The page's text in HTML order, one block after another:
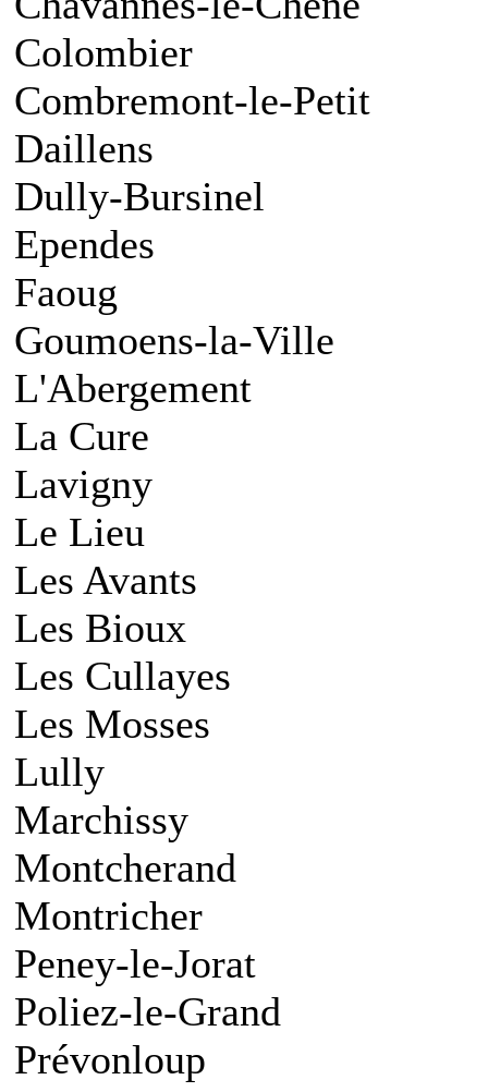
Colombier
Combremont-le-Petit
Daillens
Dully-Bursinel
Ependes
Faoug
Goumoens-la-Ville
L'Abergement
La Cure
Lavigny
Le Lieu
Les Avants
Les Bioux
Les Cullayes
Les Mosses
Lully
Marchissy
Montcherand
Montricher
Peney-le-Jorat
Poliez-le-Grand
Prévonloup